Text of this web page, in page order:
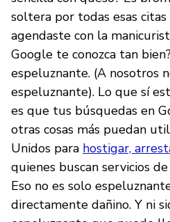
soltera por todas esas
agendaste con la
Google te conozca tan
espeluznante. (A nosotros
espeluznante). Lo que sí
es que tus búsquedas en
otras cosas más puedan
Unidos para hostigar,
quienes buscan servicios
Eso no es solo
directamente dañino. Y ni